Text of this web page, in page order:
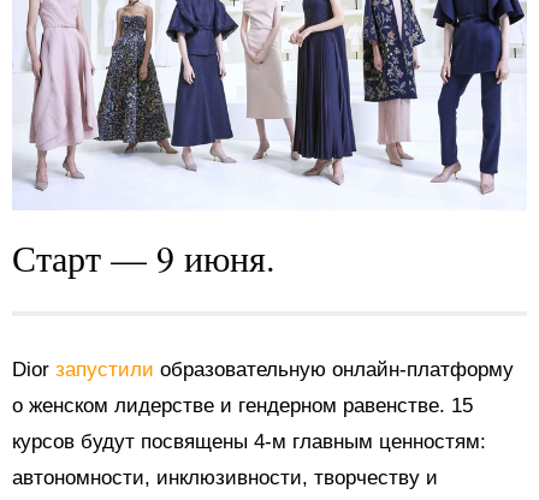
Старт — 9 июня.
Dior запустили образовательную онлайн-платформу
о женском лидерстве и гендерном равенстве. 15
курсов будут посвящены 4-м главным ценностям:
автономности, инклюзивности, творчеству и